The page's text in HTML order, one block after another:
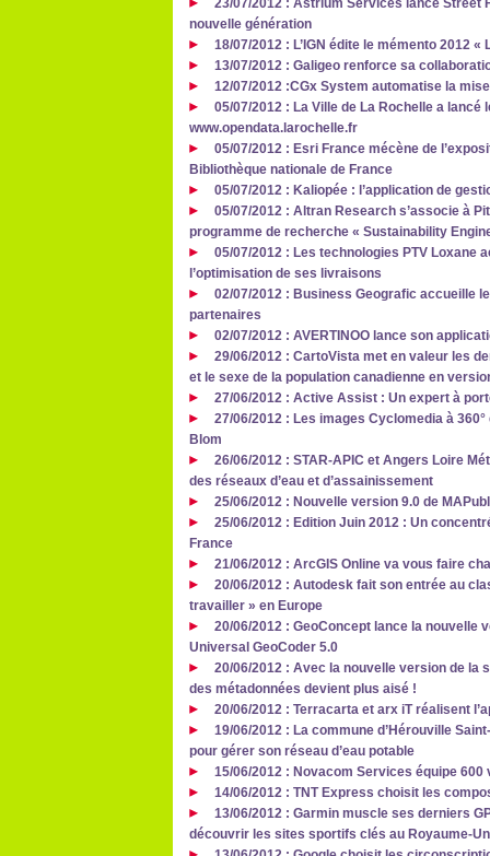
23/07/2012 : Astrium Services lance Street
nouvelle génération
18/07/2012 : L’IGN édite le mémento 2012
13/07/2012 : Galigeo renforce sa
12/07/2012 :CGx System automatise la
05/07/2012 : La Ville de La Rochelle a lancé
www.opendata.larochelle.fr
05/07/2012 : Esri France mécène de
Bibliothèque nationale de France
05/07/2012 : Kaliopée : l’application de
05/07/2012 : Altran Research s’associe à
programme de recherche « Sustainability
05/07/2012 : Les technologies PTV Loxane
l’optimisation de ses livraisons
02/07/2012 : Business Geografic accueille
partenaires
02/07/2012 : AVERTINOO lance son
29/06/2012 : CartoVista met en valeur les
et le sexe de la population canadienne en
27/06/2012 : Active Assist : Un expert à
27/06/2012 : Les images Cyclomedia à
Blom
26/06/2012 : STAR-APIC et Angers Loire
des réseaux d’eau et d’assainissement
25/06/2012 : Nouvelle version 9.0 de
25/06/2012 : Edition Juin 2012 : Un
France
21/06/2012 : ArcGIS Online va vous faire
20/06/2012 : Autodesk fait son entrée au
travailler » en Europe
20/06/2012 : GeoConcept lance la nouvelle
Universal GeoCoder 5.0
20/06/2012 : Avec la nouvelle version de
des métadonnées devient plus aisé !
20/06/2012 : Terracarta et arx iT réalisent
19/06/2012 : La commune d’Hérouville
pour gérer son réseau d’eau potable
15/06/2012 : Novacom Services équipe 600
14/06/2012 : TNT Express choisit les
13/06/2012 : Garmin muscle ses derniers
découvrir les sites sportifs clés au Royaume-